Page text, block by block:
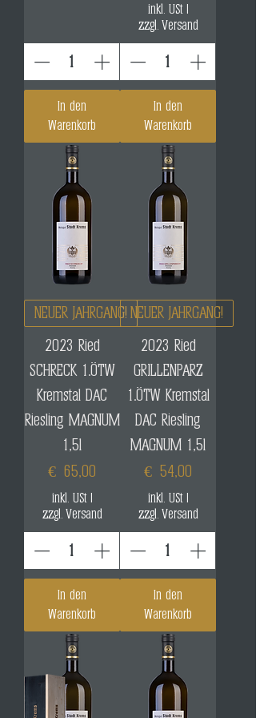
In den
Warenkorb
inkl. USt|
zzgl. Versand
In den
Warenkorb
NEUER JAHRGANG!
2023 Ried
SCHRECK 1.ÖTW
Kremstal DAC
Riesling MAGNUM
1,5l
Preis
€ 65,00
inkl. USt|
zzgl. Versand
In den
Warenkorb
NEUER JAHRGANG!
2023 Ried
GRILLENPARZ
1.ÖTW Kremstal
DAC Riesling
MAGNUM 1,5l
Preis
€ 54,00
inkl. USt|
zzgl. Versand
In den
Warenkorb